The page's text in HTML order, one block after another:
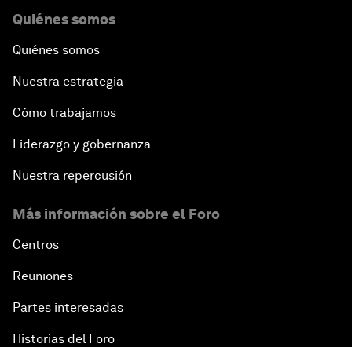
Quiénes somos
Quiénes somos
Nuestra estrategia
Cómo trabajamos
Liderazgo y gobernanza
Nuestra repercusión
Más información sobre el Foro
Centros
Reuniones
Partes interesadas
Historias del Foro